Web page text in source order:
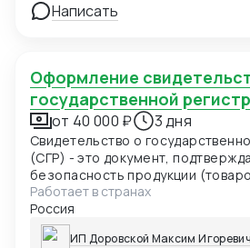
Написать
Оформление свидетельства о
государственной
от 40 000 ₽ 3 дня
Свидетельство о
(СГР) - это документ,
безопасность продукции
удостоверяющий соответствие
(товаров) единым санитарно-
и гигиеническим требованиям и
уполномоченным органом в
Работает в странах
Россия
ИП Доровской Максим Игоревич